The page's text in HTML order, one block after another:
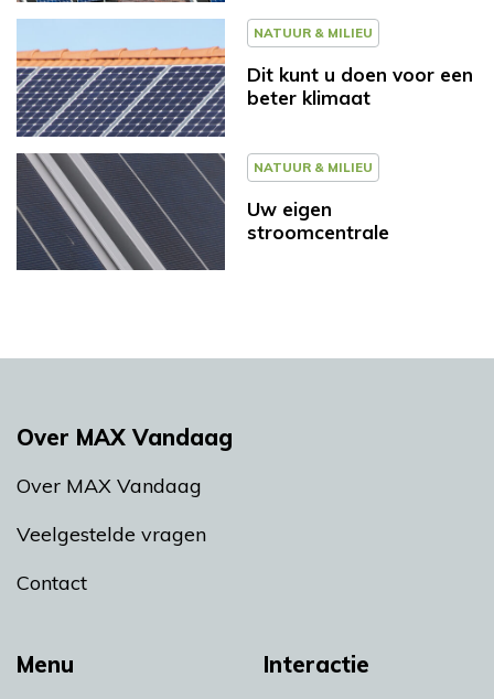
NATUUR & MILIEU
Dit kunt u doen voor een
beter klimaat
NATUUR & MILIEU
Uw eigen
stroomcentrale
Menu Interactie
Over MAX Vandaag
Over MAX Vandaag
Veelgestelde vragen
Contact